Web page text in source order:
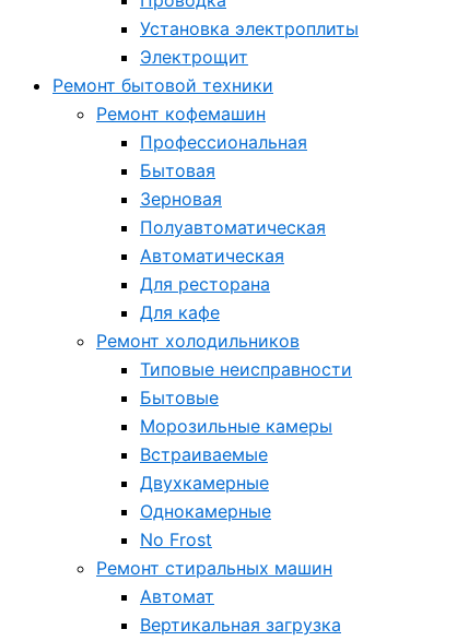
Установка электроплиты
Электрощит
Ремонт бытовой техники
Ремонт кофемашин
Профессиональная
Бытовая
Зерновая
Полуавтоматическая
Автоматическая
Для ресторана
Для кафе
Ремонт холодильников
Типовые неисправности
Бытовые
Морозильные камеры
Встраиваемые
Двухкамерные
Однокамерные
No Frost
Ремонт стиральных машин
Автомат
Вертикальная загрузка